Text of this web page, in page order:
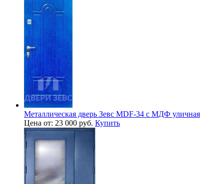
Металлическая дверь Зевс MDF-34 с МДФ уличная
Цена от: 23 000 руб. Купить